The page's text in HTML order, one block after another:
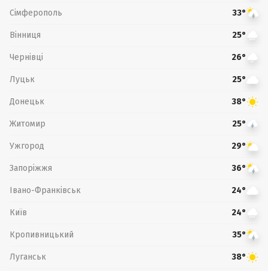
Сімферополь 33°
Вінниця 25°
Чернівці 26°
Луцьк 25°
Донецьк 38°
Житомир 25°
Ужгород 29°
Запоріжжя 36°
Івано-Франківськ 24°
Київ 24°
Кропивницький 35°
Луганськ 38°